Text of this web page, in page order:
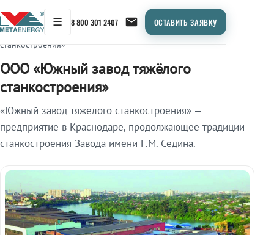
☰ 8 800 301 2407 ОСТАВИТЬ ЗАЯВКУ
Главная /
ООО «Южный завод тяжёлого
станкостроения»
ООО «Южный завод тяжёлого
станкостроения»
«Южный завод тяжёлого станкостроения» —
предприятие в Краснодаре, продолжающее традиции
станкостроения Завода имени Г.М. Седина.